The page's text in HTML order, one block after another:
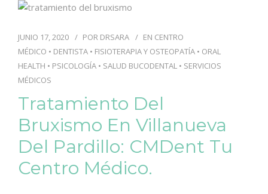
JUNIO 17, 2020 POR DRSARA EN CENTRO
MÉDICO • DENTISTA • FISIOTERAPIA Y OSTEOPATÍA • ORAL
HEALTH • PSICOLOGÍA • SALUD BUCODENTAL • SERVICIOS
MÉDICOS
Tratamiento Del
Bruxismo En Villanueva
Del Pardillo: CMDent Tu
Centro Médico.